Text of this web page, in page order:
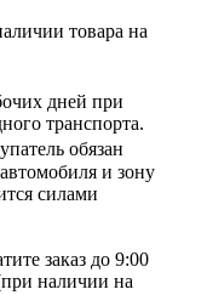
товара на
дней при
транспорта.
обязан
и зону
силами
заказ до 9:00
наличии на